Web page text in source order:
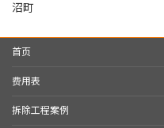
沼町
首页
费用表
拆除工程案例